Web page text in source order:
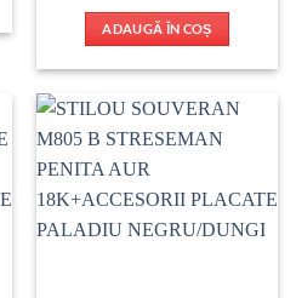
fost:
3,820.50 lei.
ADAUGĂ ÎN COȘ